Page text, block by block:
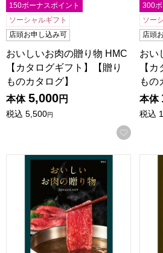
150ボーナスポイント
ソーシャルギフト
店頭お申し込み可
おいしいお肉の贈り物 HMC
【カタログギフト】【贈り
ものカタログ】
本体 5,000円
税込 5,500円
お気に
300
ソー
店頭
おい
【
もの
本体
税込
おいしいお肉の贈り物 HML【カタ
お